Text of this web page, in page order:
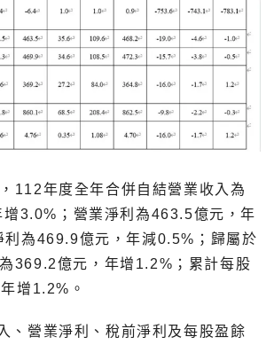
112年度全年合併自結營業收入為
3.0%；營業淨利為463.5億元，年
利為469.9億元，年減0.5%；歸屬於
369.2億元，年增1.2%；累計每股
增1.2%。
、營業淨利、稅前淨利及每股盈餘